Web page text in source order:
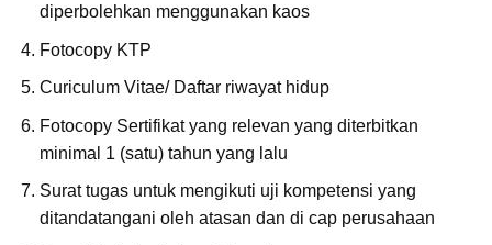
diperbolehkan menggunakan kaos
Fotocopy KTP
Curiculum Vitae/ Daftar riwayat hidup
Fotocopy Sertifikat yang relevan yang diterbitkan
minimal 1 (satu) tahun yang lalu
Surat tugas untuk mengikuti uji kompetensi yang
ditandatangani oleh atasan dan di cap perusahaan